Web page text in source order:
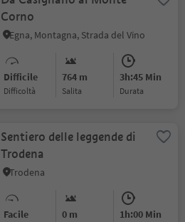
Corno
Egna, Montagna, Strada del Vino
Difficile
Difficoltà
764 m
Salita
3h:45 Min
durata
Sentiero delle leggende di
Trodena
Trodena
Facile 0 m 1h:00 Min